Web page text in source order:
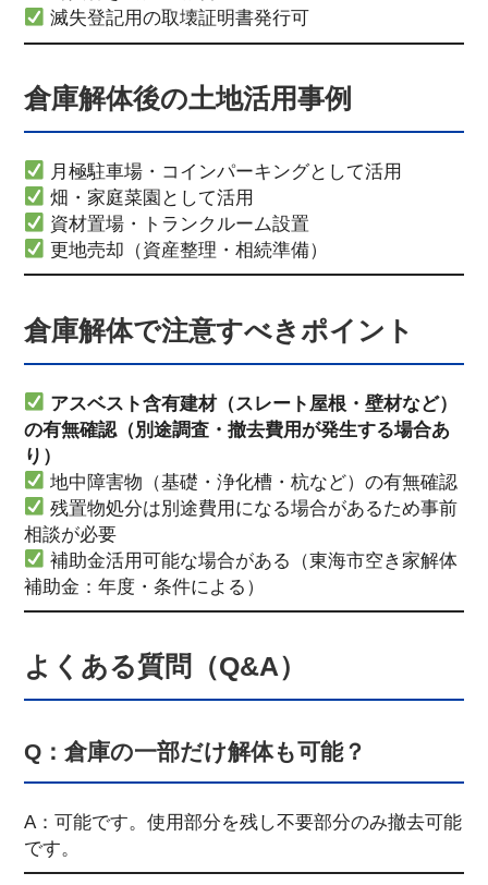
滅失登記用の取壊証明書発行可
倉庫解体後の土地活用事例
月極駐車場・コインパーキングとして活用
畑・家庭菜園として活用
資材置場・トランクルーム設置
更地売却（資産整理・相続準備）
倉庫解体で注意すべきポイント
アスベスト含有建材（スレート屋根・壁材など）
の有無確認（別途調査・撤去費用が発生する場合あ
り）
地中障害物（基礎・浄化槽・杭など）の有無確認
残置物処分は別途費用になる場合があるため事前
相談が必要
補助金活用可能な場合がある（東海市空き家解体
補助金：年度・条件による）
よくある質問（Q&A）
Q：倉庫の一部だけ解体も可能？
A：可能です。使用部分を残し不要部分のみ撤去可能
です。